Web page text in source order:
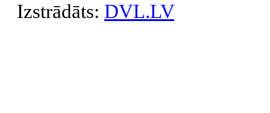
Izstrādāts: DVL.LV